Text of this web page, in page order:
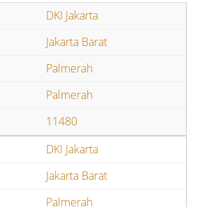
DKI Jakarta
Jakarta Barat
Palmerah
Palmerah
11480
DKI Jakarta
Jakarta Barat
Palmerah